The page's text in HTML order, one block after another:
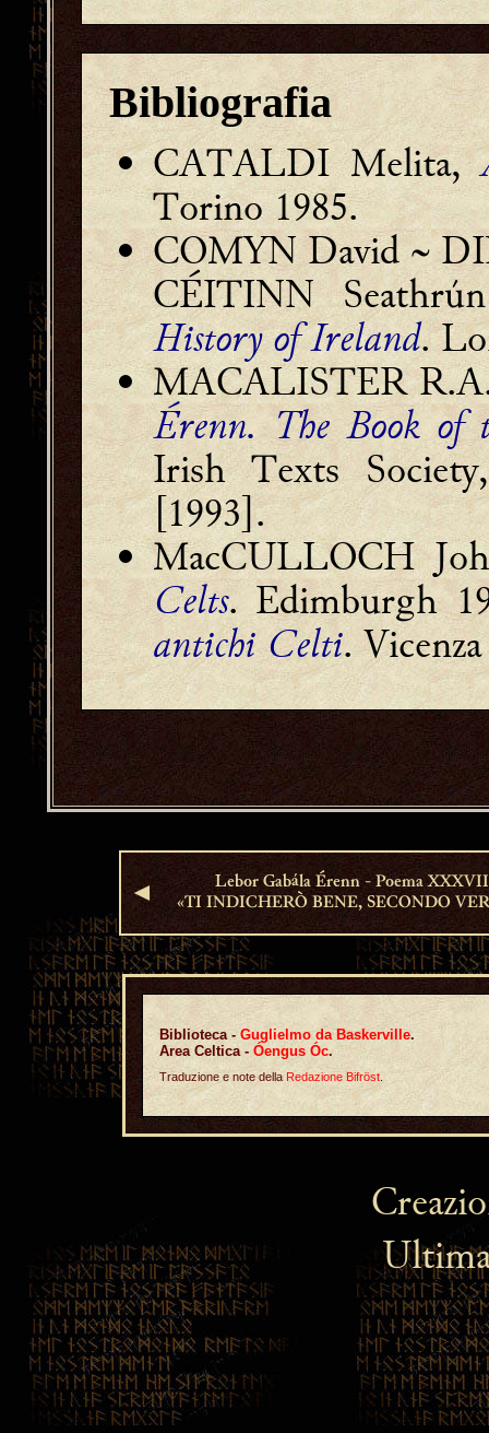
Bibliografia
CATALDI Melita,
Torino 1985.
COMYN David ~
CÉITINN
History of Ireland.
MACALISTER
Érenn. The Book of
Irish Texts
[1993].
MacCULLOCH
Celts. Edimburgh
antichi Celti.
◄
Lebor Gabála Érenn - Poema XXXVII
«TI INDICHERÒ BENE, SECONDO
Biblioteca -Guglielmo da Baskerville.
Area Celtica -Óengus Óc.
Traduzione e note dellaRedazione Bifröst